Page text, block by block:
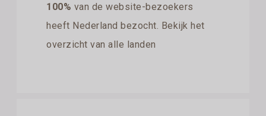
100% van de website-bezoekers
heeft Nederland bezocht. Bekijk het
overzicht van alle landen